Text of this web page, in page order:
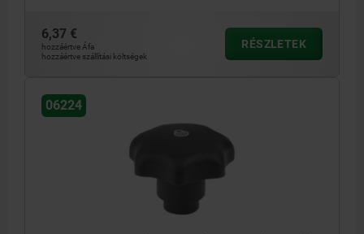
6,37 €
hozzáértve Áfa
hozzáértve szállítási költségek
RÉSZLETEK
06224